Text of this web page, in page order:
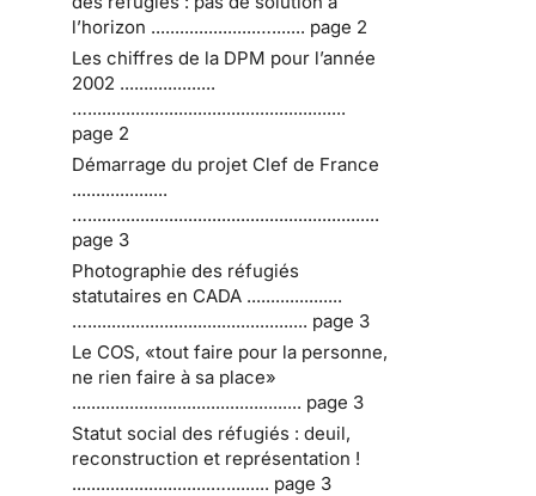
l’horizon ......................…....... page 2
Les chiffres de la DPM pour l’année
2002 ....................
…......................................................
page 2
Démarrage du projet Clef de France
....................
….............................................................
page 3
Photographie des réfugiés
statutaires en CADA ....................
….............................................. page 3
Le COS, «tout faire pour la personne,
ne rien faire à sa place»
................................................ page 3
Statut social des réfugiés : deuil,
reconstruction et représentation !
.............................…......... page 3